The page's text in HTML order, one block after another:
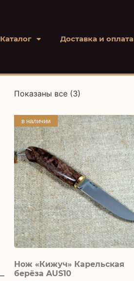
Каталог Доставка и оплата
Показаны все (3)
в наличии
Нож «Кижуч» Карельская
берёза AUS10